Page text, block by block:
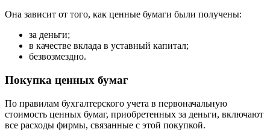
Она зависит от того, как ценные бумаги были получены:
за деньги;
в качестве вклада в уставный капитал;
безвозмездно.
Покупка ценных бумаг
По правилам бухгалтерского учета в первоначальную
стоимость ценных бумаг, приобретенных за деньги, включают
все расходы фирмы, связанные с этой покупкой.